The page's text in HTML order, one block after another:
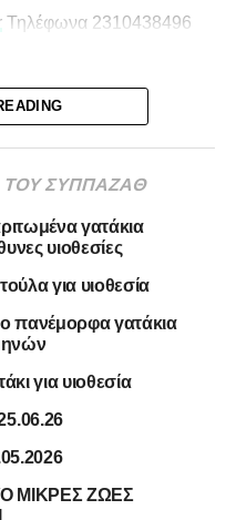
Τηλέφωνα 2310438496
ΤΟΥ ΣΥΠΠΑΖΑΘ
γατάκια
υιοθεσίες
για υιοθεσία
πανέμορφα γατάκια
για υιοθεσία
ΜΙΚΡΕΣ ΖΩΕΣ